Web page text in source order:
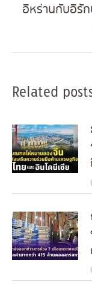
อิหร่านกับอิรั
Related